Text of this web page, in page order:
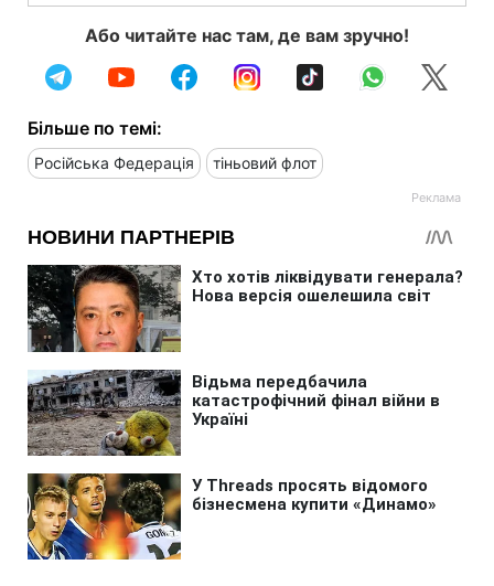
Або читайте нас там, де вам зручно!
Більше по темі:
Російська Федерація тіньовий флот